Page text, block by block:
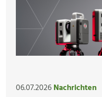
06.07.2026Nachrichten